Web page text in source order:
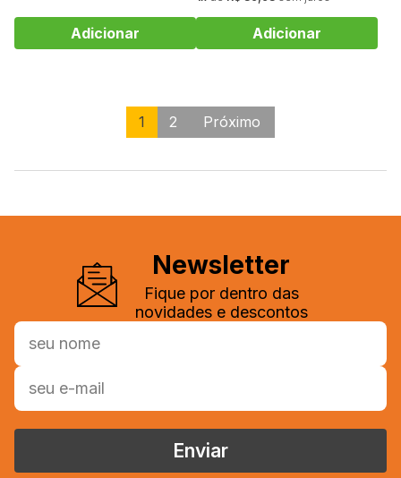
1 2
Newsletter
Fique por dentro das
novidades e descontos
Enviar